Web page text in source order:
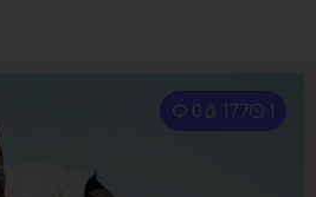
0 177 1